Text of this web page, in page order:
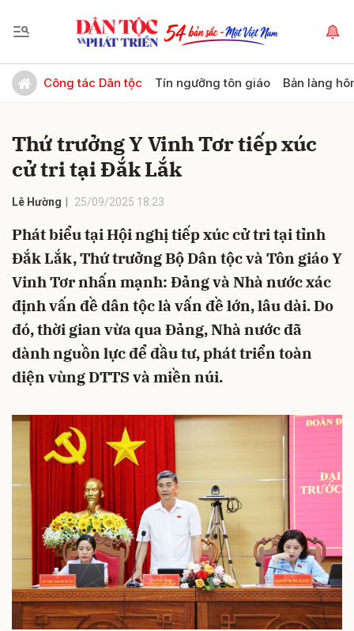
Công tác Dân tộc Tín ngưỡng tôn giáo Bản làng
Thứ trưởng Y Vinh Tơr tiếp xúc
cử tri tại Đắk Lắk
Lê Hường 25/09/2025 18:23
Phát biểu tại Hội nghị tiếp xúc cử tri tại tỉnh
Đắk Lắk, Thứ trưởng Bộ Dân tộc và Tôn giáo Y
Vinh Tơr nhấn mạnh: Đảng và Nhà nước xác
định vấn đề dân tộc là vấn đề lớn, lâu dài. Do
đó, thời gian vừa qua Đảng, Nhà nước đã
dành nguồn lực để đầu tư, phát triển toàn
diện vùng DTTS và miền núi.
Gửi bình luận
Hủy Gửi